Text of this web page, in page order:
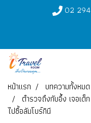
02
หน้าแรก บทความทั้งหมด
ตำรวจถึงกับอึ้ง เจอเ
ไปซื้อลัมโบร์กินี